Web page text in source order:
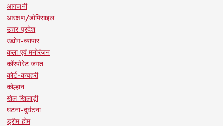
आगजनी
आरक्षण/डोमिसाइल
उत्तर प्रदेश
उद्योग-व्यापार
कला एवं मनोरंजन
कॉरपोरेट जगत
कोर्ट-कचहरी
कोल्हान
खेल खिलाड़ी
घटना-दुर्घटना
ड्रीम होम